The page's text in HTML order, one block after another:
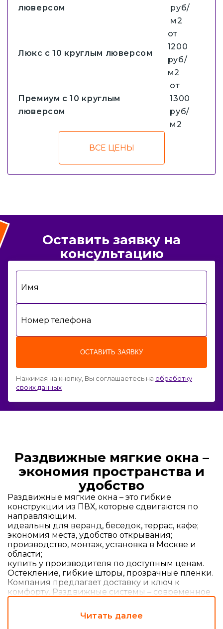
люверсом
руб/
м2
Люкс с 10 круглым люверсом
от
1200
руб/
м2
Премиум с 10 круглым
люверсом
от
1300
руб/
м2
ВСЕ ЦЕНЫ
Оставить заявку на
консультацию
Имя
Номер телефона
ОСТАВИТЬ ЗАЯВКУ
Нажимая на кнопку, Вы соглашаетесь на обработку
своих данных
Раздвижные мягкие окна –
экономия пространства и
удобство
Раздвижные мягкие окна – это гибкие
конструкции из ПВХ, которые сдвигаются по
направляющим.
идеальны для веранд, беседок, террас, кафе;
экономия места, удобство открывания;
производство, монтаж, установка в Москве и
области;
купить у производителя по доступным ценам.
Остекление, гибкие шторы, прозрачные пленки.
Компания предлагает доставку и ключ к
комфорту. Раздвижные системы – современное
решение.
Читать далее